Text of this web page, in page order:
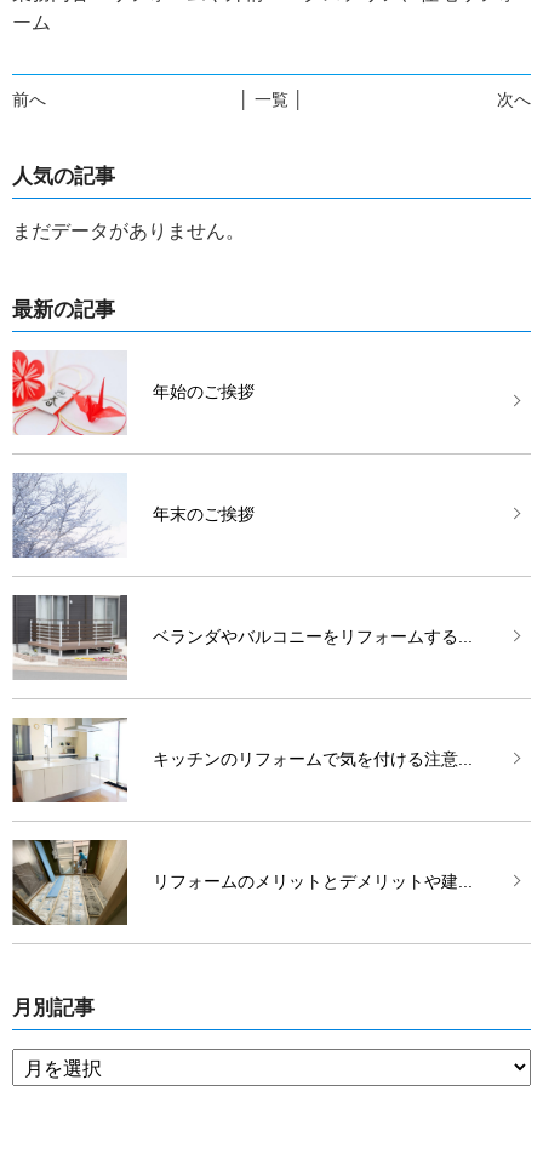
ーム
前へ 次へ
│ 一覧 │
人気の記事
まだデータがありません。
最新の記事
年始のご挨拶
年末のご挨拶
ベランダやバルコニーをリフォームする...
キッチンのリフォームで気を付ける注意...
リフォームのメリットとデメリットや建...
月別記事